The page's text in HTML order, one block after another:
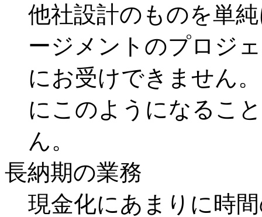
他社設計のものを単
ージメントのプロジ
にお受けできません
にこのようになるこ
ん。
長納期の業務
現金化にあまりに時